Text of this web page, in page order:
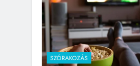
SZÓRAKOZÁS